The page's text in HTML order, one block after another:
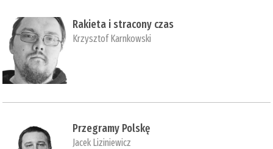
Rakieta i stracony czas
Krzysztof Karnkowski
Przegramy Polskę
Jacek Liziniewicz